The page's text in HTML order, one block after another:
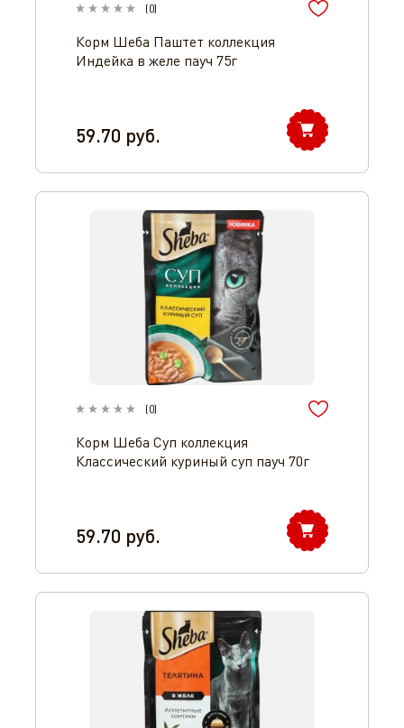
(0)
Корм Шеба Паштет коллекция
Индейка в желе пауч 75г
59.70 руб.
(0)
Корм Шеба Суп коллекция
Классический куриный суп пауч 70г
59.70 руб.